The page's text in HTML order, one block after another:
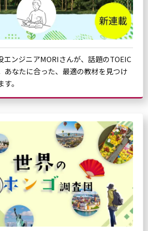
エンジニアMORIさんが、話題のTOEIC
あなたに合った、最適の教材を見つけ
。